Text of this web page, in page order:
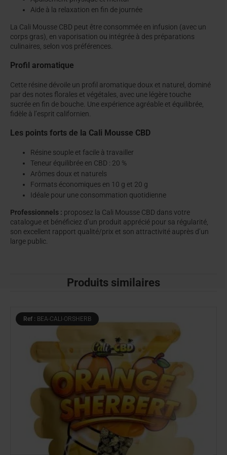
Aide à la relaxation en fin de journée
La Cali Mousse CBD peut être consommée en infusion (avec un
corps gras), en vaporisation ou intégrée à des préparations
culinaires, selon vos préférences.
Profil aromatique
Cette résine dévoile un profil aromatique doux et naturel, dominé
par des notes florales et végétales, avec une légère touche
sucrée en fin de bouche. Une expérience agréable et équilibrée,
fidèle à l’esprit californien.
Les points forts de la Cali Mousse CBD
Résine souple et facile à travailler
Teneur équilibrée en CBD : 20 %
Arômes doux et naturels
Formats économiques en 10 g et 20 g
Idéale pour une consommation quotidienne
Professionnels : proposez la Cali Mousse CBD dans votre
catalogue et bénéficiez d’un produit apprécié pour sa régularité,
son excellent rapport qualité/prix et son attractivité auprès d’un
large public.
Produits similaires
Ref : BEA-CALI-ORSHERB